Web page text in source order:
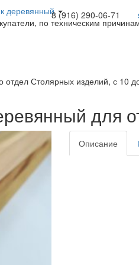
8 (916) 290-06-71
деревянный
по техническим
отдел Столярных изделий, с 10
для
Описание